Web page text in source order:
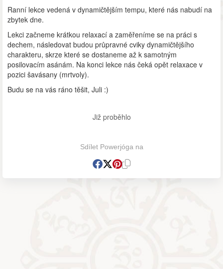
Ranní lekce vedená v dynamičtějším tempu, které nás nabudí na
zbytek dne.
Lekci začneme krátkou relaxací a zaměřeníme se na práci s
dechem, následovat budou průpravné cviky dynamičtějšího
charakteru, skrze které se dostaneme až k samotným
posilovacím asánám. Na konci lekce nás čeká opět relaxace v
pozici šavásany (mrtvoly).
Budu se na vás ráno těšit, Juli :)
Již proběhlo
Sdílet Powerjóga na